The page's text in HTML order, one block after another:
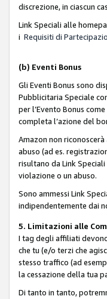
discrezione, in ciascun
Link Speciali alle
i Requisiti di
(b) Eventi Bonus
Gli Eventi Bonus sono
Pubblicitaria Speciale
per l’Evento Bonus
completa l’azione del
Amazon non
abuso (ad es.
risultano da Link
violazione o un abuso.
Sono ammessi Link
indipendentemente dai
5. Limitazioni alle
I tag degli affiliati
che tu (e/o terzi che
stesso traffico (ad
la cessazione della tua
Di tanto in tanto,